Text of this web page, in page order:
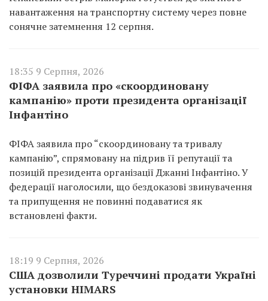
навантаження на транспортну систему через повне
сонячне затемнення 12 серпня.
18:35 9 Серпня, 2026
ФІФА заявила про «скоординовану
кампанію» проти президента організації
Інфантіно
ФІФА заявила про “скоординовану та тривалу
кампанію”, спрямовану на підрив її репутації та
позицій президента організації Джанні Інфантіно. У
федерації наголосили, що бездоказові звинувачення
та припущення не повинні подаватися як
встановлені факти.
18:19 9 Серпня, 2026
США дозволили Туреччині продати Україні
установки HIMARS